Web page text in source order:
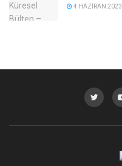
4 HAZIRAN 2023